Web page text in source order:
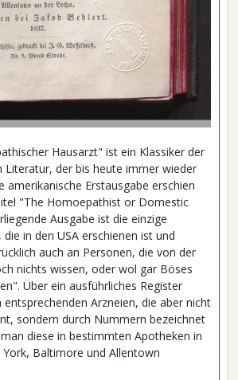
Hausarzt" ist ein Klassiker der
Literatur, der bis heute immer wieder
amerikanische Erstausgabe erschien
"The Homoepathist or Domestic
Ausgabe ist die einzige
in den USA erschienen ist und
auch an Personen, die von der
nichts wissen, oder wol gar Böses
Über ein ausführliches Register
Arzneien, die aber nicht
sondern durch Nummern bezeichnet
diese in bestimmten Apotheken in
York, Baltimore und Allentown